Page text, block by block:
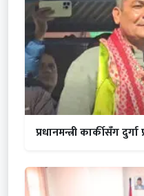
प्रधानमन्त्री कार्कीसँग